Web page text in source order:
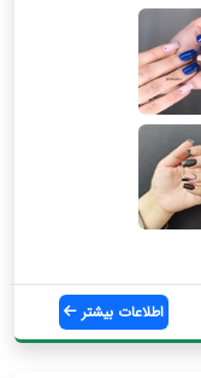
اطلاعات بیشتر